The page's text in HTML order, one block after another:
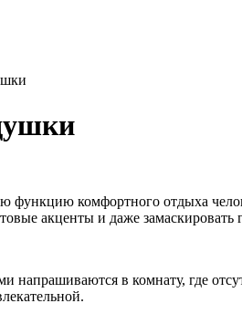
комфортного отдыха
акценты и даже
напрашиваются в комнату, где